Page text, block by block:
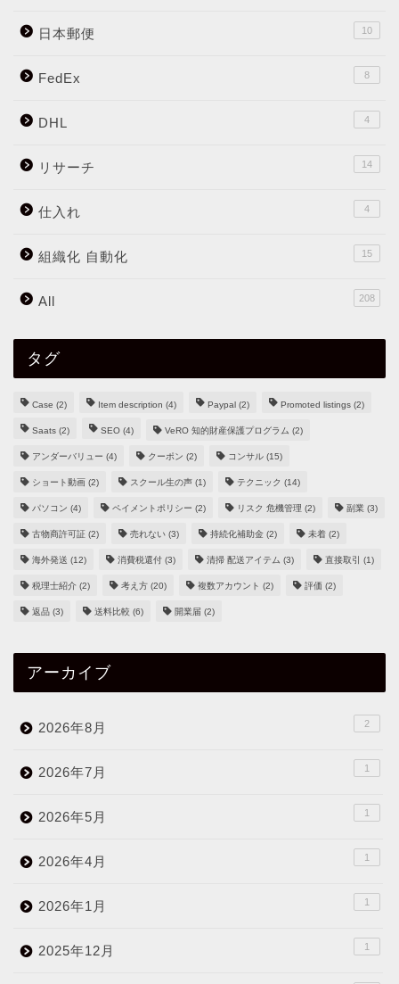
日本郵便 10
FedEx 8
DHL 4
リサーチ 14
仕入れ 4
組織化 自動化 15
All 208
タグ
Case (2) Item description (4) Paypal (2) Promoted listings (2)
Saats (2) SEO (4) VeRO 知的財産保護プログラム (2)
アンダーバリュー (4) クーポン (2) コンサル (15)
ショート動画 (2) スクール生の声 (1) テクニック (14)
パソコン (4) ペイメントポリシー (2) リスク 危機管理 (2) 副業 (3)
古物商許可証 (2) 売れない (3) 持続化補助金 (2) 未着 (2)
海外発送 (12) 消費税還付 (3) 清掃 配送アイテム (3) 直接取引 (1)
税理士紹介 (2) 考え方 (20) 複数アカウント (2) 評価 (2)
返品 (3) 送料比較 (6) 開業届 (2)
アーカイブ
2026年8月 2
2026年7月 1
2026年5月 1
2026年4月 1
2026年1月 1
2025年12月 1